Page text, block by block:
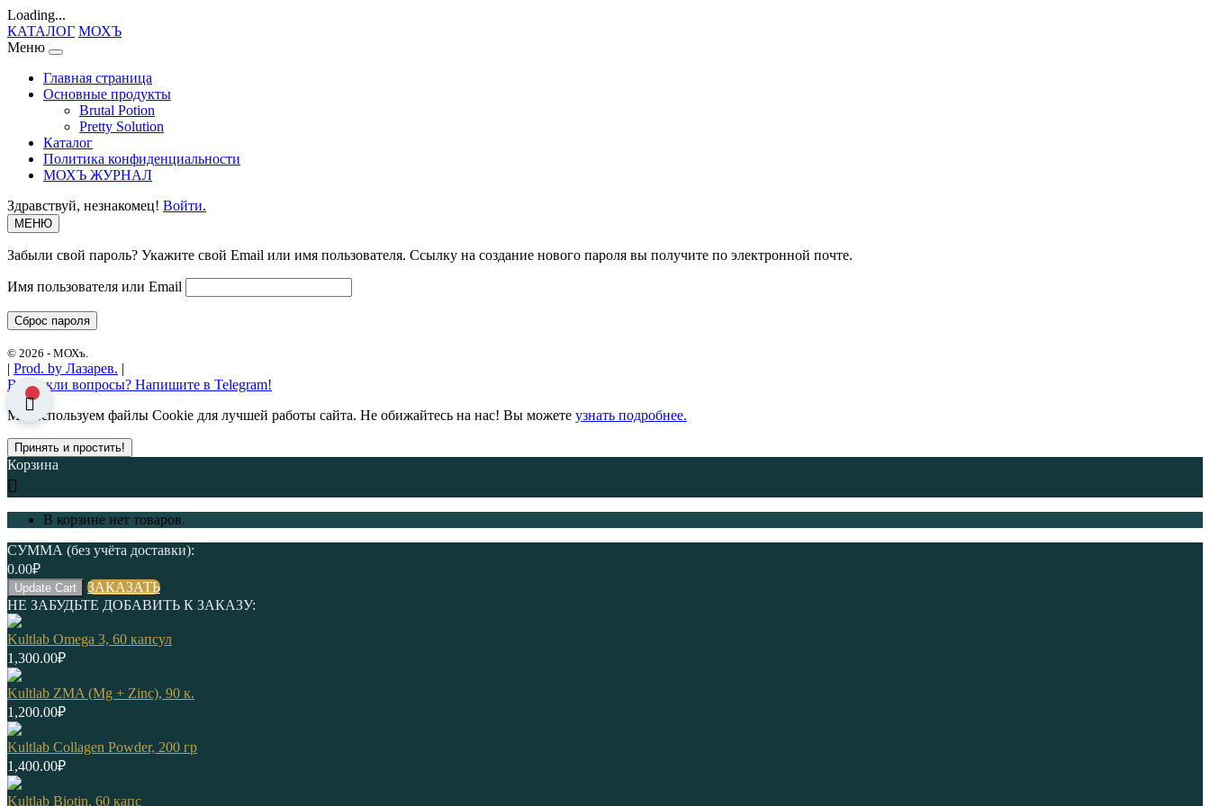
Loading...
КАТАЛОГ МОХЪ
Меню
Главная страница
Основные продукты
Brutal Potion
Pretty Solution
Каталог
Политика конфиденциальности
МОХЪ ЖУРНАЛ
Здравствуй, незнакомец! Войти.
МЕНЮ
Забыли свой пароль? Укажите свой Email или имя пользователя. Ссылку на создание нового пароля вы получите по электронной почте.
Имя пользователя или Email
Сброс пароля
© 2026 - МОХъ.
| Prod. by Лазарев. |
Возникли вопросы? Напишите в Telegram!
Мы используем файлы Cookie для лучшей работы сайта. Не обижайтесь на нас! Вы можете узнать подробнее.
Принять и простить!
Корзина
В корзине нет товаров.
СУММА (без учёта доставки):
0.00₽
Update Cart
ЗАКАЗАТЬ
НЕ ЗАБУДЬТЕ ДОБАВИТЬ К ЗАКАЗУ:
Kultlab Omega 3, 60 капсул
1,300.00₽
Kultlab ZMA (Mg + Zinc), 90 к.
1,200.00₽
Kultlab Collagen Powder, 200 гр
1,400.00₽
Kultlab Biotin, 60 капс